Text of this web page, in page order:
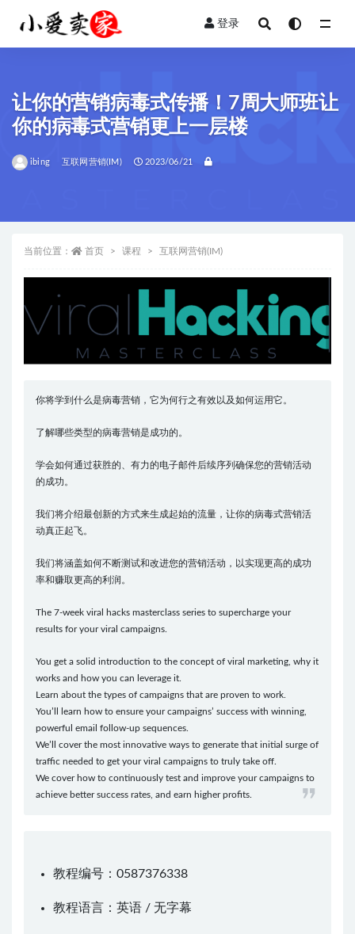
登录
让你的营销病毒式传播！7周大师班让
你的病毒式营销更上一层楼
ibing 互联网营销(IM) 2023/06/21
当前位置： 首页 课程 互联网营销(IM)
你将学到什么是病毒营销，它为何行之有效以及如何运用它。
了解哪些类型的病毒营销是成功的。
学会如何通过获胜的、有力的电子邮件后续序列确保您的营销活动
的成功。
我们将介绍最创新的方式来生成起始的流量，让你的病毒式营销活
动真正起飞。
我们将涵盖如何不断测试和改进您的营销活动，以实现更高的成功
率和赚取更高的利润。
The 7-week viral hacks masterclass series to supercharge your
results for your viral campaigns.
You get a solid introduction to the concept of viral marketing, why it
works and how you can leverage it.
Learn about the types of campaigns that are proven to work.
You’ll learn how to ensure your campaigns’ success with winning,
powerful email follow-up sequences.
We’ll cover the most innovative ways to generate that initial surge of
traffic needed to get your viral campaigns to truly take off.
We cover how to continuously test and improve your campaigns to
achieve better success rates, and earn higher profits.
教程编号：0587376338
教程语言：英语 / 无字幕